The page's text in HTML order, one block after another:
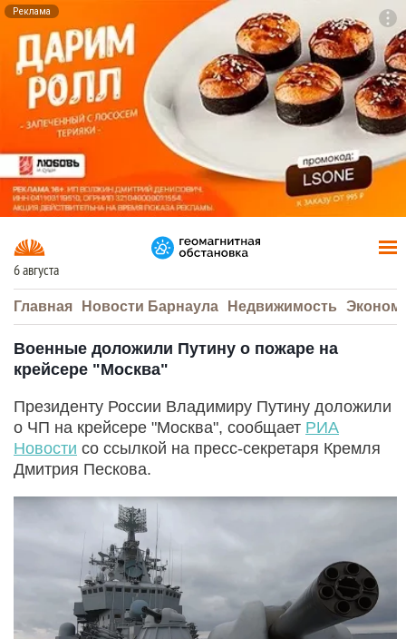
Реклама
6 августа
Главная Новости Барнаула Недвижимость
Военные доложили Путину о пожаре на
крейсере "Москва"
Президенту России Владимиру Путину доложили
о ЧП на крейсере "Москва", сообщает РИА
Новости со ссылкой на пресс-секретаря Кремля
Дмитрия Пескова.